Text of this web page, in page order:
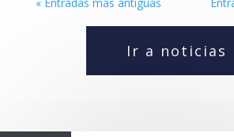
Ir a noticias